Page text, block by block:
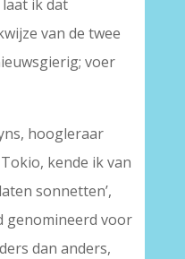
ik dat
van de twee
voer
hoogleraar
kende ik van
sonnetten’,
genomineerd voor
dan anders,